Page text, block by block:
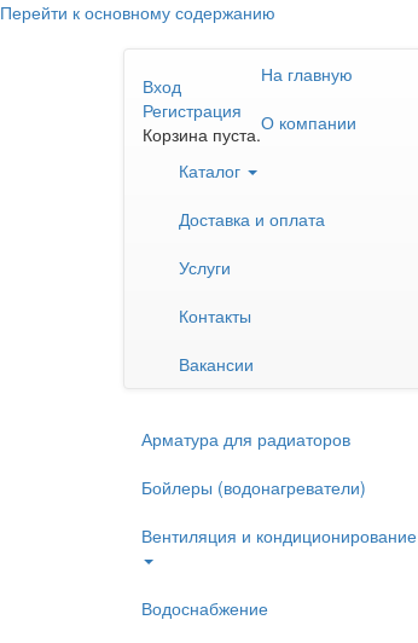
Перейти к основному содержанию
Вход
Регистрация
Корзина пуста.
На главную
О компании
Каталог
Доставка и оплата
Услуги
Контакты
Вакансии
Арматура для радиаторов
Бойлеры (водонагреватели)
Вентиляция и кондиционирование
Водоснабжение